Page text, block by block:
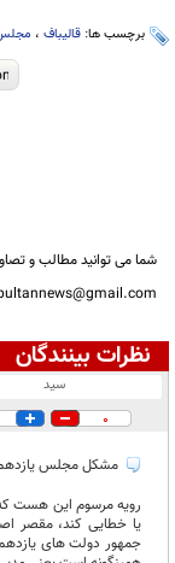
برچسب ها: قالیباف ،
شما می توانید مطالب و
نظرات بینندگان
در انتظار بررسی:
سید
0
مشکل مجلس
رویه مرسوم این هست
یا خطایی کند، مقصر
جمهور دولت های